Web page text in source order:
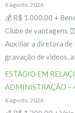
6 agosto, 2026
💰 R$ 1.000,00 +
Clube de vantagens
Auxiliar a diretora de
gravação de videos,
ESTÁGIO EM
ADMINISTRAÇÃO –
6 agosto, 2026